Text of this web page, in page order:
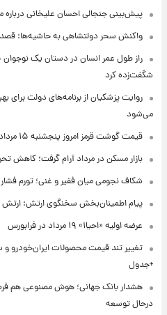
پیش‌بینی جنجالی احسان علیخانی درباره
واکنش سحر دولتشاهی به حاشیه‌ها: قصد
شگفت‌زده کرد
روایت پزشکیان از برنامه‌های دولت
می‌شود
قیمت گوشت قرمز امروز پنجشنبه ۱۵ مرداد ۱۴۰۵ +جدول
بازار مسکن در مرداد آرام گرفت؛ کاهش
شکاف نجومی میان فقیر و غنی؛ تورم
پیام اطمینان‌بخش سخنگوی ارتش: ارتش
عرضه اولیه «احیا۱» ۱۹ مرداد در فرابورس
+جدول
هشدار بانک جهانی؛ هوش مصنوعی هم
درحال توسعه